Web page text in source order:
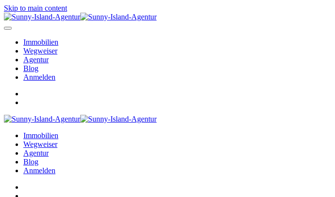
Skip to main content
Immobilien
Wegweiser
Agentur
Blog
Anmelden
Immobilien
Wegweiser
Agentur
Blog
Anmelden